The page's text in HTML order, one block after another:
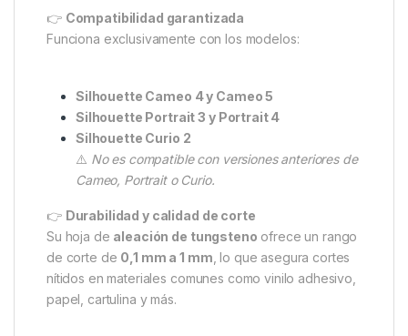
👉 Compatibilidad garantizada
Funciona exclusivamente con los modelos:
Silhouette Cameo 4 y Cameo 5
Silhouette Portrait 3 y Portrait 4
Silhouette Curio 2
⚠️ No es compatible con versiones anteriores de
Cameo, Portrait o Curio.
👉 Durabilidad y calidad de corte
Su hoja de aleación de tungsteno ofrece un rango
de corte de 0,1 mm a 1 mm , lo que asegura cortes
nítidos en materiales comunes como vinilo adhesivo,
papel, cartulina y más.